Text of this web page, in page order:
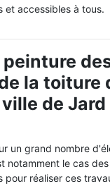
et accessibles à tous.
la toiture
de Jard
un grand nombre
notamment le cas
réaliser ces